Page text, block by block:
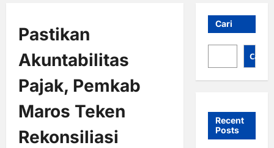
Pastikan
Akuntabilitas
Pajak, Pemkab
Maros Teken
Rekonsiliasi
Cari
Cari
Recent
Posts